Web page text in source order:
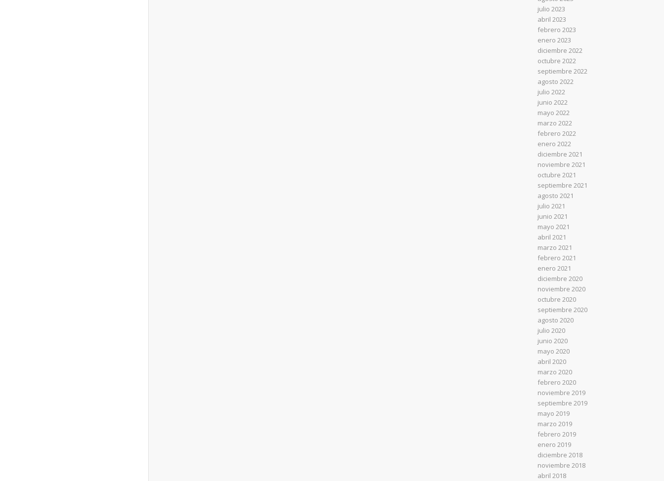
julio 2023
abril 2023
febrero 2023
enero 2023
diciembre 2022
octubre 2022
septiembre 2022
agosto 2022
julio 2022
junio 2022
mayo 2022
marzo 2022
febrero 2022
enero 2022
diciembre 2021
noviembre 2021
octubre 2021
septiembre 2021
agosto 2021
julio 2021
junio 2021
mayo 2021
abril 2021
marzo 2021
febrero 2021
enero 2021
diciembre 2020
noviembre 2020
octubre 2020
septiembre 2020
agosto 2020
julio 2020
junio 2020
mayo 2020
abril 2020
marzo 2020
febrero 2020
noviembre 2019
septiembre 2019
mayo 2019
marzo 2019
febrero 2019
enero 2019
diciembre 2018
noviembre 2018
abril 2018